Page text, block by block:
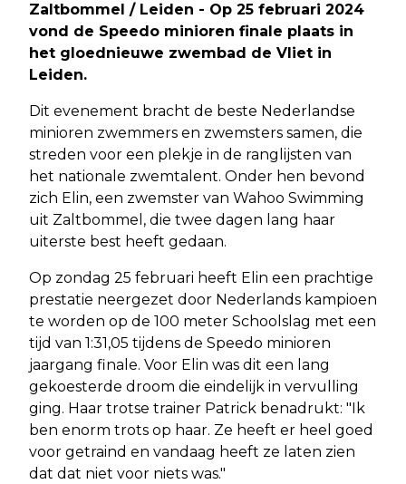
Zaltbommel / Leiden - Op 25 februari 2024
vond de Speedo minioren finale plaats in
het gloednieuwe zwembad de Vliet in
Leiden.
Dit evenement bracht de beste Nederlandse
minioren zwemmers en zwemsters samen, die
streden voor een plekje in de ranglijsten van
het nationale zwemtalent. Onder hen bevond
zich Elin, een zwemster van Wahoo Swimming
uit Zaltbommel, die twee dagen lang haar
uiterste best heeft gedaan.
Op zondag 25 februari heeft Elin een prachtige
prestatie neergezet door Nederlands kampioen
te worden op de 100 meter Schoolslag met een
tijd van 1:31,05 tijdens de Speedo minioren
jaargang finale. Voor Elin was dit een lang
gekoesterde droom die eindelijk in vervulling
ging. Haar trotse trainer Patrick benadrukt: "Ik
ben enorm trots op haar. Ze heeft er heel goed
voor getraind en vandaag heeft ze laten zien
dat dat niet voor niets was."